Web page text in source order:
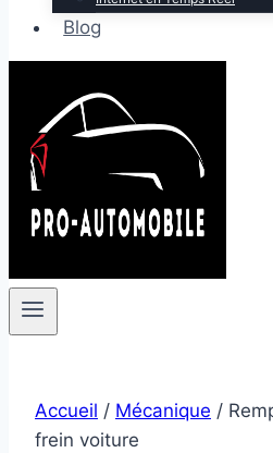
Blog
Accueil / Mécanique /
frein voiture